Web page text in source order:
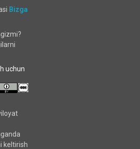
Bizga
uchun
keltirish